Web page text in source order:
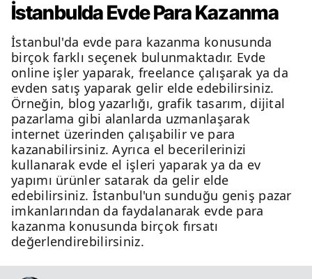
İstanbulda Evde Para Kazanma
İstanbul'da evde para kazanma konusunda
birçok farklı seçenek bulunmaktadır. Evde
online işler yaparak, freelance çalışarak ya da
evden satış yaparak gelir elde edebilirsiniz.
Örneğin, blog yazarlığı, grafik tasarım, dijital
pazarlama gibi alanlarda uzmanlaşarak
internet üzerinden çalışabilir ve para
kazanabilirsiniz. Ayrıca el becerilerinizi
kullanarak evde el işleri yaparak ya da ev
yapımı ürünler satarak da gelir elde
edebilirsiniz. İstanbul'un sunduğu geniş pazar
imkanlarından da faydalanarak evde para
kazanma konusunda birçok fırsatı
değerlendirebilirsiniz.